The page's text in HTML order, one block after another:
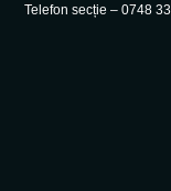
Telefon secție – 0748